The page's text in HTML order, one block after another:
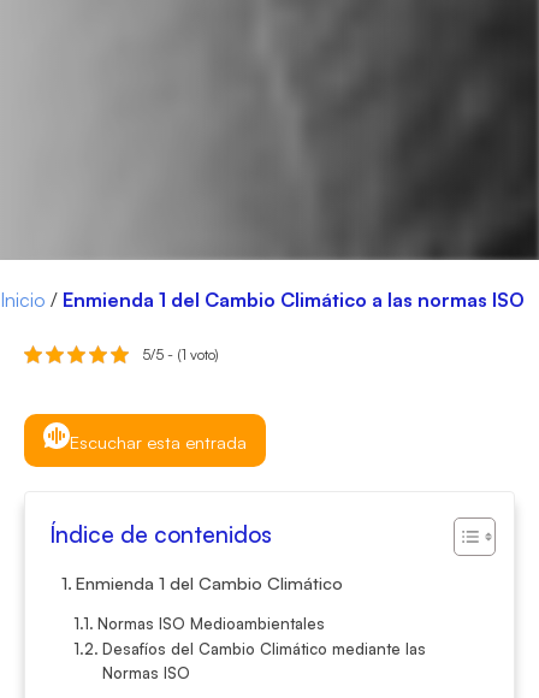
Inicio / Enmienda 1 del Cambio Climático a las normas ISO
5/5 - (1 voto)
Escuchar esta entrada
Índice de contenidos
Enmienda 1 del Cambio Climático
Normas ISO Medioambientales
Desafíos del Cambio Climático mediante las
Normas ISO